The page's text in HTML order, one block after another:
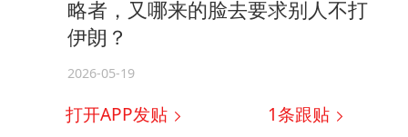
略者，又哪来的脸去要求别人不打
伊朗？
2026-05-19
打开APP发贴 1条跟贴